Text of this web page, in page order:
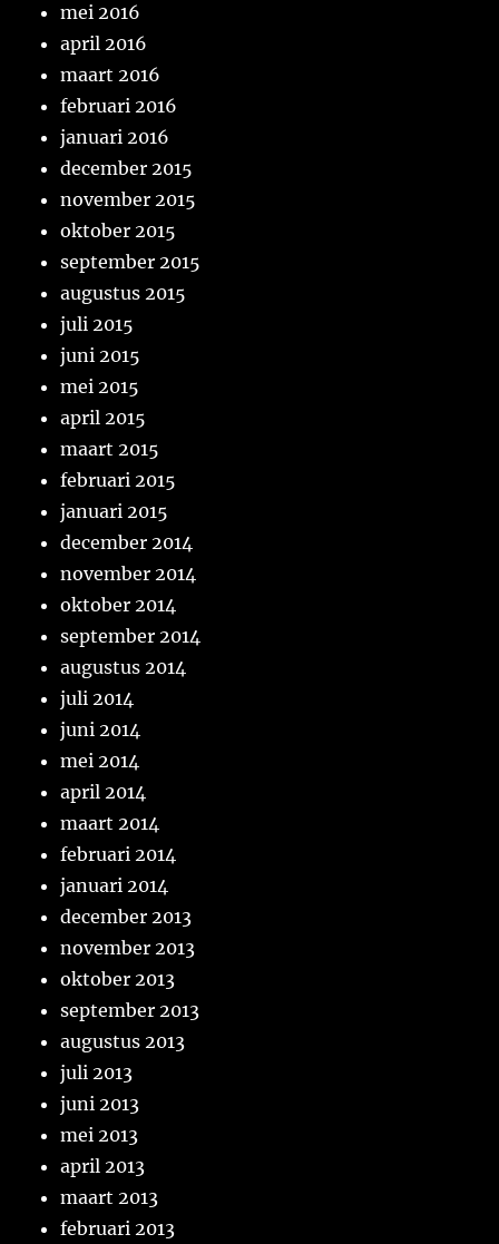
mei 2016
april 2016
maart 2016
februari 2016
januari 2016
december 2015
november 2015
oktober 2015
september 2015
augustus 2015
juli 2015
juni 2015
mei 2015
april 2015
maart 2015
februari 2015
januari 2015
december 2014
november 2014
oktober 2014
september 2014
augustus 2014
juli 2014
juni 2014
mei 2014
april 2014
maart 2014
februari 2014
januari 2014
december 2013
november 2013
oktober 2013
september 2013
augustus 2013
juli 2013
juni 2013
mei 2013
april 2013
maart 2013
februari 2013